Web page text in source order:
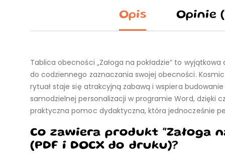
Opis Opinie
Tablica obecności „Załoga na pokładzie” to
do codziennego zaznaczania swojej obecności.
rytuał staje się atrakcyjną zabawą i wspiera
samodzielnej personalizacji w programie Word, dzięki
praktyczna pomoc dydaktyczna, która jednocześnie
Co zawiera produkt “Załoga
(PDF i DOCX do druku)?